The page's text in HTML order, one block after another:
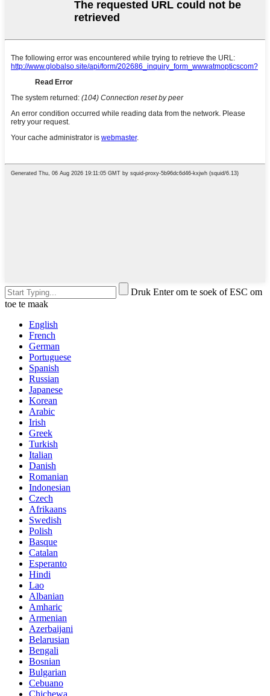
Druk Enter om te soek of ESC om
toe te maak
English
French
German
Portuguese
Spanish
Russian
Japanese
Korean
Arabic
Irish
Greek
Turkish
Italian
Danish
Romanian
Indonesian
Czech
Afrikaans
Swedish
Polish
Basque
Catalan
Esperanto
Hindi
Lao
Albanian
Amharic
Armenian
Azerbaijani
Belarusian
Bengali
Bosnian
Bulgarian
Cebuano
Chichewa